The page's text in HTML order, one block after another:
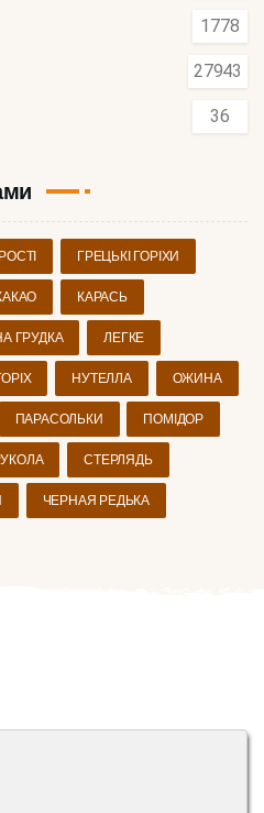
1778
27943
36
ГРЕЦЬКІ ГОРІХИ
КАРАСЬ
ГРУДКА ЛЕГКЕ
НУТЕЛЛА ОЖИНА
ПАРАСОЛЬКИ ПОМІДОР
СТЕРЛЯДЬ
ЧЕРНАЯ РЕДЬКА